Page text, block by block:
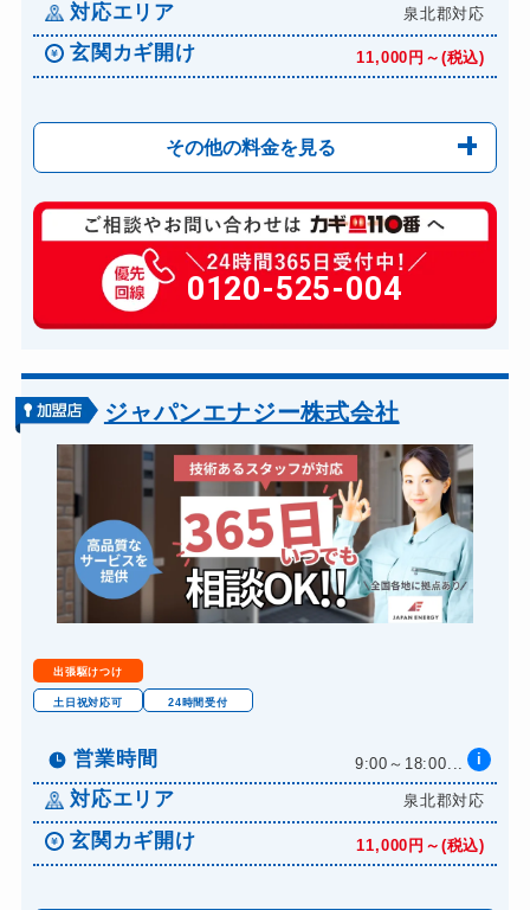
対応エリア 泉北郡対応
玄関カギ開け 11,000円～(税込)
その他の料金を見る
玄関カギ修理 6,600円～(税込)
玄関カギ作成 14,300円～(税込)
玄関カギ交換 14,300円～(税込)
バイクカギ開け 13,200円～(税込)
バイクカギ作成 16,500円～(税込)
スーツケースカギ開け 8,800円～(税込)
金庫カギ開け 14,300円～(税込)
金庫カギ交換 11,000円～(税込)
ロッカーカギ開け 8,800円～(税込)
ドアノブカギ開け
ドアノブカギ作成
0120-525-004
ジャパンエナジー株式会社
出張駆けつけ
土日祝対応可 24時間受付
営業時間 9:00～18:00... i
対応エリア 泉北郡対応
玄関カギ開け 11,000円～(税込)